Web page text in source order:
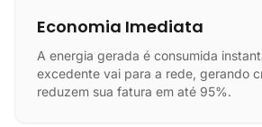
Economia Imediata
A energia gerada é consumida
excedente vai para a rede, gerando
reduzem sua fatura em até 95%.